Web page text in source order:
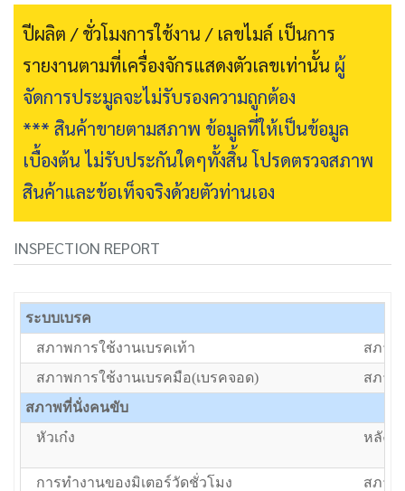
ปีผลิต / ชั่วโมงการใช้งาน / เลขไมล์ เป็นการ
รายงานตามที่เครื่องจักรแสดงตัวเลขเท่านั้น ผู้
จัดการประมูลจะไม่รับรองความถูกต้อง
*** สินค้าขายตามสภาพ ข้อมูลที่ให้เป็นข้อมูล
เบื้องต้น ไม่รับประกันใดๆทั้งสิ้น โปรดตรวจสภาพ
สินค้าและข้อเท็จจริงด้วยตัวท่านเอง
INSPECTION REPORT
ระบบเบรค
สภาพการใช้งานเบรคเท้า
สภาพ
สภาพการใช้งานเบรคมือ(เบรคจอด)
สภาพ
สภาพที่นั่งคนขับ
หัวเก๋ง
หลังค
การทำงานของมิเตอร์วัดชั่วโมง
สภาพ